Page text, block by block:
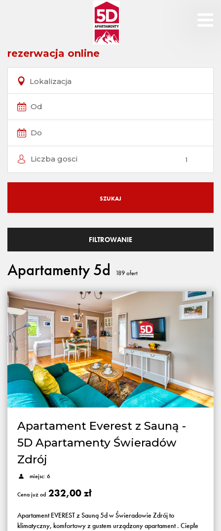
rezerwacja online
Lokalizacja
Od
Do
Liczba gosci
SZUKAJ
FILTROWANIE
Apartamenty 5d 189ofert
Apartament Everest z Sauną -
5D Apartamenty Świeradów
Zdrój
miejsc: 6
Cena już od 232,00 zł
Apartament EVEREST z Sauną 5d w Świeradowie Zdrój to
klimatyczny, komfortowy z gustem urządzony apartament . Ciepłe